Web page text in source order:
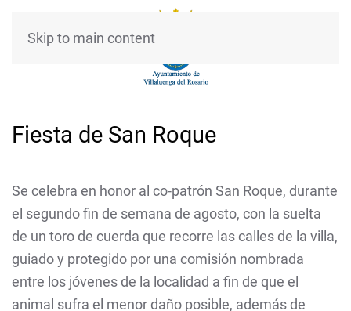
Skip to main content
Fiesta de San Roque
Se celebra en honor al co-patrón San Roque, durante
el segundo fin de semana de agosto, con la suelta
de un toro de cuerda que recorre las calles de la villa,
guiado y protegido por una comisión nombrada
entre los jóvenes de la localidad a fin de que el
animal sufra el menor daño posible, además de